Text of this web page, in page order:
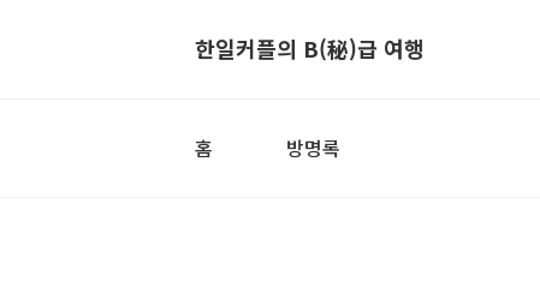
한일커플의 B(秘)급 여행
홈 방명록